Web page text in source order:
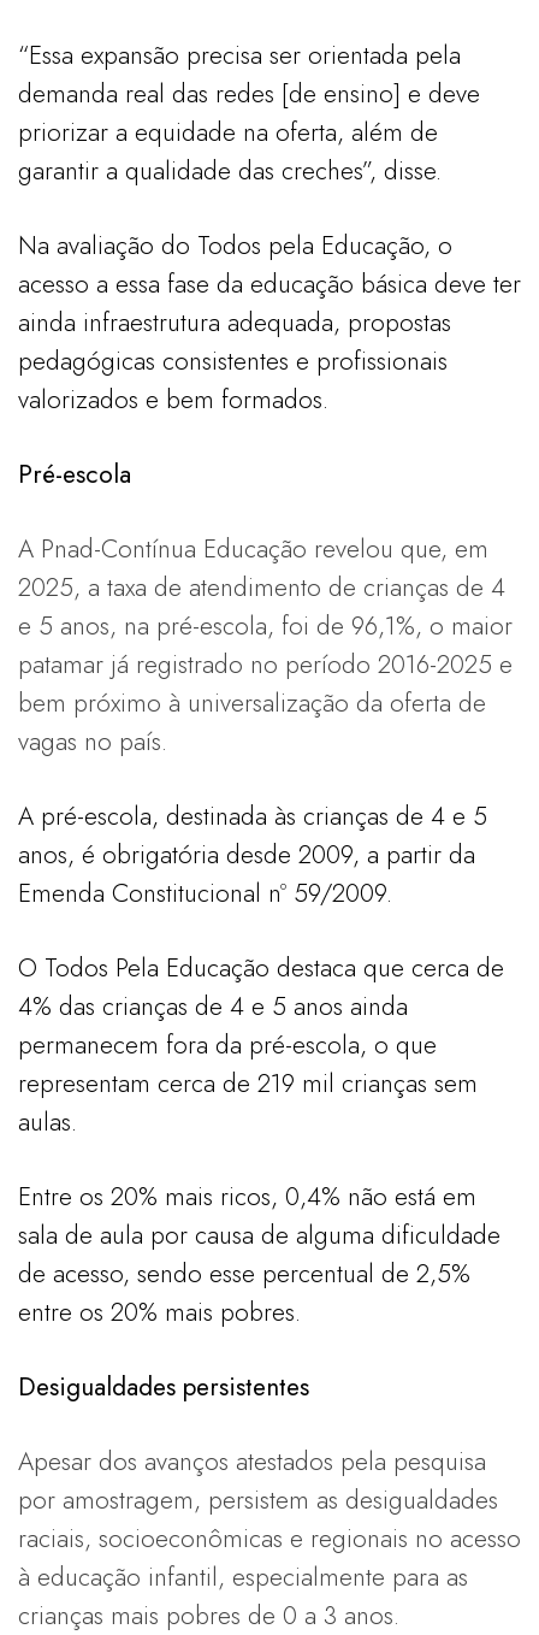
“Essa expansão precisa ser orientada pela
demanda real das redes [de ensino] e deve
priorizar a equidade na oferta, além de
garantir a qualidade das creches”, disse.
Na avaliação do Todos pela Educação, o
acesso a essa fase da educação básica deve ter
ainda infraestrutura adequada, propostas
pedagógicas consistentes e profissionais
valorizados e bem formados.
Pré-escola
A Pnad-Contínua Educação revelou que, em
2025, a taxa de atendimento de crianças de 4
e 5 anos, na pré-escola, foi de 96,1%, o maior
patamar já registrado no período 2016-2025 e
bem próximo à universalização da oferta de
vagas no país.
A pré-escola, destinada às crianças de 4 e 5
anos, é obrigatória desde 2009, a partir da
Emenda Constitucional nº 59/2009.
O Todos Pela Educação destaca que cerca de
4% das crianças de 4 e 5 anos ainda
permanecem fora da pré-escola, o que
representam cerca de 219 mil crianças sem
aulas.
Entre os 20% mais ricos, 0,4% não está em
sala de aula por causa de alguma dificuldade
de acesso, sendo esse percentual de 2,5%
entre os 20% mais pobres.
Desigualdades persistentes
Apesar dos avanços atestados pela pesquisa
por amostragem, persistem as desigualdades
raciais, socioeconômicas e regionais no acesso
à educação infantil, especialmente para as
crianças mais pobres de 0 a 3 anos.